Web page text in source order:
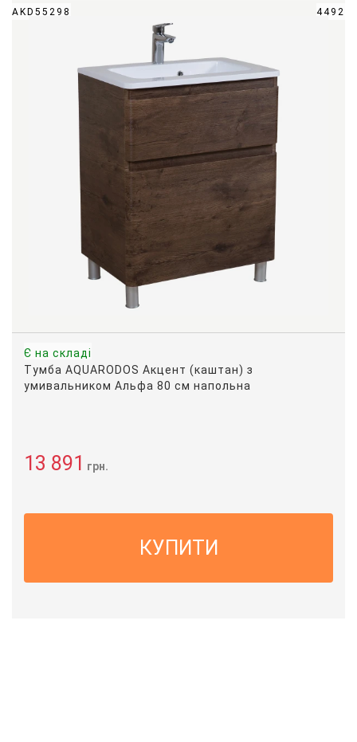
AKD55298 4492
Є на складі
Тумба AQUARODOS Акцент (каштан) з
умивальником Альфа 80 см напольна
13 891 грн.
КУПИТИ